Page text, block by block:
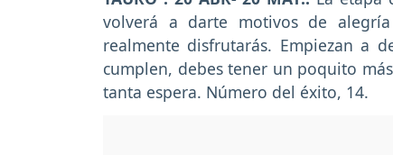
volverá a darte motivos de
realmente disfrutarás. Empiezan a
cumplen, debes tener un poquito
tanta espera. Número del éxito, 14.